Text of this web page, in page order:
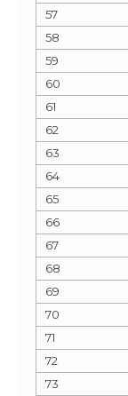
57
58
59
60
61
62
63
64
65
66
67
68
69
70
71
72
73